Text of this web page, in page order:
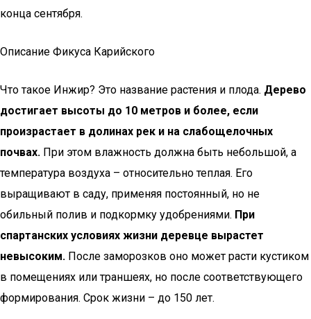
конца сентября.
Описание Фикуса Карийского
Что такое Инжир? Это название растения и плода. Дерево
достигает высоты до 10 метров и более, если
произрастает в долинах рек и на слабощелочных
почвах. При этом влажность должна быть небольшой, а
температура воздуха – относительно теплая. Его
выращивают в саду, применяя постоянный, но не
обильный полив и подкормку удобрениями. При
спартанских условиях жизни деревце вырастет
невысоким. После заморозков оно может расти кустиком
в помещениях или траншеях, но после соответствующего
формирования. Срок жизни – до 150 лет.